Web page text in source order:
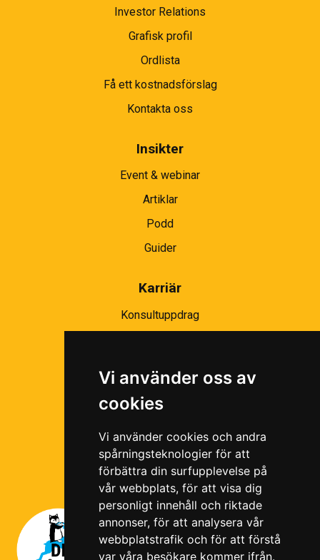
Vi använder oss av
cookies
Vi använder cookies och andra
spårningsteknologier för att
förbättra din surfupplevelse på
vår webbplats, för att visa dig
personligt innehåll och riktade
annonser, för att analysera vår
webbplatstrafik och för att förstå
var våra besökare kommer ifrån.
Investor Relations
Grafisk profil
Ordlista
Få ett kostnadsförslag
Kontakta oss
Insikter
Event & webinar
Artiklar
Podd
Guider
Karriär
Konsultuppdrag
Ramavtal